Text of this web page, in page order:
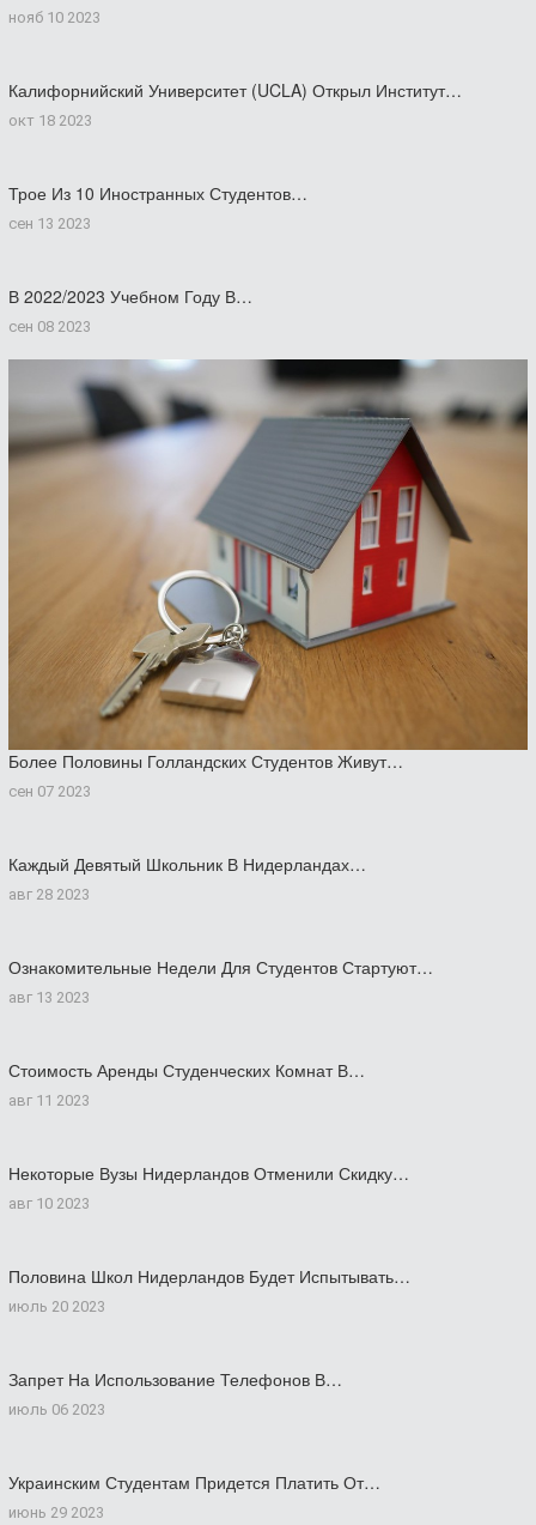
нояб 10 2023
Калифорнийский Университет (UCLA) Открыл Институт…
окт 18 2023
Трое Из 10 Иностранных Студентов…
сен 13 2023
В 2022/2023 Учебном Году В…
сен 08 2023
Более Половины Голландских Студентов Живут…
сен 07 2023
Каждый Девятый Школьник В Нидерландах…
авг 28 2023
Ознакомительные Недели Для Студентов Стартуют…
авг 13 2023
Стоимость Аренды Студенческих Комнат В…
авг 11 2023
Некоторые Вузы Нидерландов Отменили Скидку…
авг 10 2023
Половина Школ Нидерландов Будет Испытывать…
июль 20 2023
Запрет На Использование Телефонов В…
июль 06 2023
Украинским Студентам Придется Платить От…
июнь 29 2023